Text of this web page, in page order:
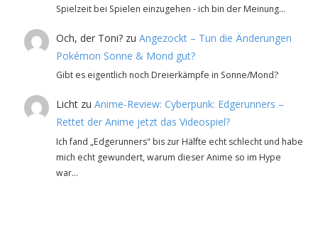
Spielzeit bei Spielen einzugehen - ich bin der Meinung…
Och, der Toni? zuAngezockt – Tun die Änderungen
Pokémon Sonne & Mond gut?
Gibt es eigentlich noch Dreierkämpfe in Sonne/Mond?
Licht zuAnime-Review: Cyberpunk: Edgerunners –
Rettet der Anime jetzt das Videospiel?
Ich fand „Edgerunners" bis zur Hälfte echt schlecht und habe
mich echt gewundert, warum dieser Anime so im Hype
war…